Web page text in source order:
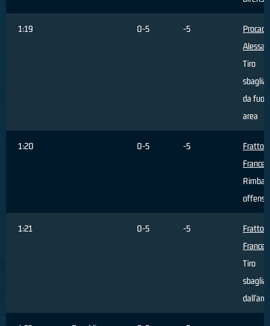
1:19 0-5 -5
Procacci
Tiro
da fuori
area
1:20 0-5 -5
Fratto
1:21 0-5 -5
Fratto
Tiro